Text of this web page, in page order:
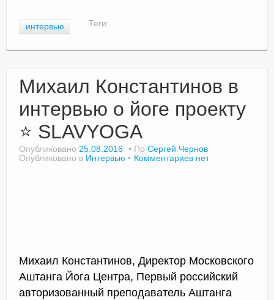
Теги:
интервью
Михаил Константинов в
интервью о йоге проекту
⭐ SLAVYOGA
Опубликовано 25.08.2016 По Сергей Чернов
Опубликовано в Интервью Комментариев нет
Михаил Константинов, Директор Московского
Аштанга Йога Центра, Первый российский
авторизованный преподаватель Аштанга